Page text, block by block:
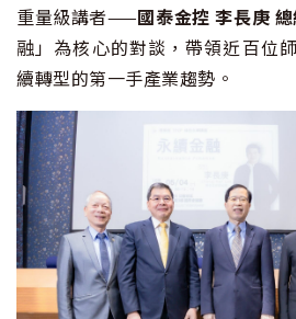
重量級講者——國泰金控 李長庚
融」為核心的對談，帶領近百位
續轉型的第一手產業趨勢。